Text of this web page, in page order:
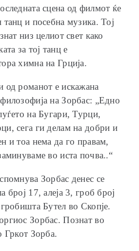
сцена од филмот ќе
танц и посебна музика. Тој
низ целиот свет како
за тој танц е
химна на Грција.
од романот е искажана
на Зорбас: „Едно
на Бугари, Турци,
сега ги делам на добри и
и тоа нема да го правам,
во иста почва..“
Зорбас денес се
број 17, алеја 3, гроб број
Бутел во Скопје.
Зорбас. Познат во
Гркот Зорба.